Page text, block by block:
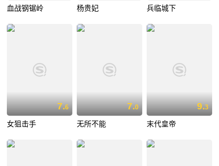
血战钢锯岭 杨贵妃 兵临城下
7.6
女狙击手
7.0
无所不能
9.3
末代皇帝